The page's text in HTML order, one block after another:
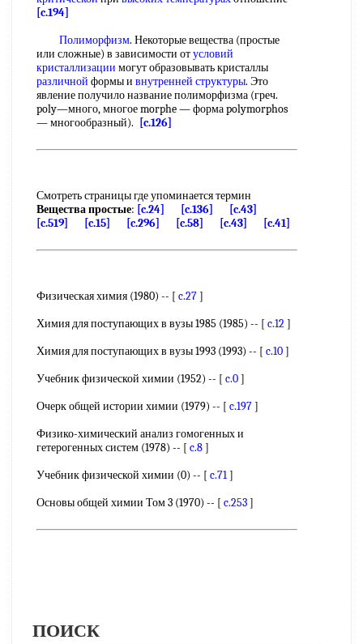
[c.194]
Полиморфизм. Некоторые вещества (простые
или сложные) в зависимости отусловий
кристаллизации могут образовывать кристаллы
различной формы и внутренней структуры. Это
явление получило название полиморфизма (греч.
poly—много, многое morphe — форма polymorphos
— многообразный).
[c.126]
Смотреть страницы где упоминается термин
Вещества простые: [c.24] [c.136]
[c.43]
[c.519]
[c.15] [c.296] [c.58] [c.43] [c.41]
Физическая химия (1980) -- [ c.27]
Химия для поступающих в вузы 1985 (1985) -- [ c.12]
Химия для поступающих в вузы 1993 (1993) -- [ c.10]
Учебник физической химии (1952) -- [ c.0]
Очерк общей истории химии (1979) -- [ c.197]
Физико-химический анализ гомогенных и
гетерогенных систем (1978) -- [ c.8]
Учебник физической химии (0) -- [ c.71]
Основы общей химии Том 3 (1970) -- [ c.253]
ПОИСК